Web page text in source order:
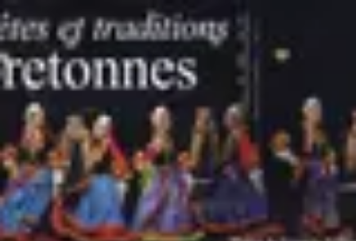
Noces d'Or
Idées et InspirationsDiscours et vœuxCadeaux et
souvenirs Célébration Activités et animations
Noces d'Or